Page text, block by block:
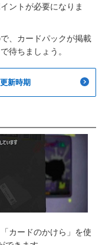
ントが必要になりま
、カードパックが掲載
待ちましょう。
新時期
カードのかけら」を使